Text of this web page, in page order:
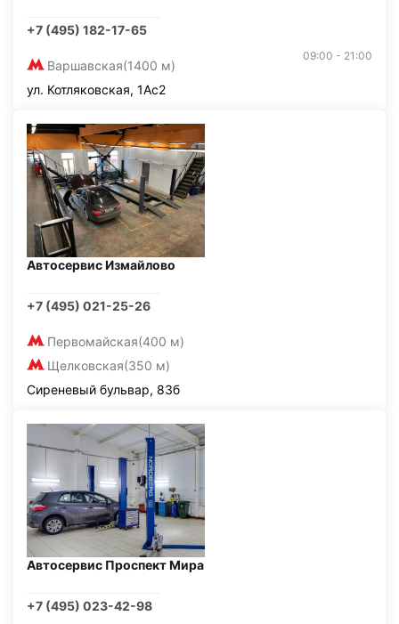
+7 (495) 182-17-65
Варшавская(1400 м)
09:00 - 21:00
ул. Котляковская, 1Ас2
Автосервис Измайлово
+7 (495) 021-25-26
Первомайская(400 м)
Щелковская(350 м)
Сиреневый бульвар, 83б
Автосервис Проспект Мира
+7 (495) 023-42-98